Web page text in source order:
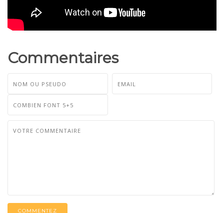
Commentaires
COMMENTEZ